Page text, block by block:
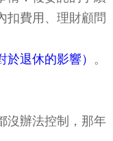
扣費用、理財顧問
退休的影響） 。
沒辦法控制，那年